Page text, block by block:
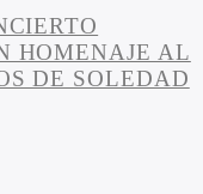
HOMENAJE AL
DE SOLEDAD